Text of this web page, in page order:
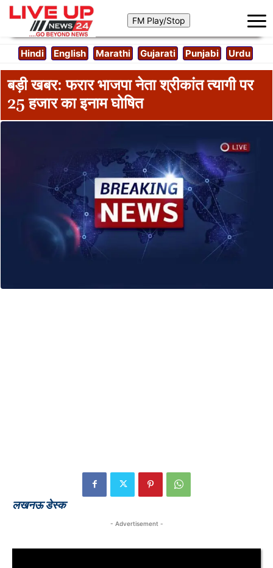
Hindi English Marathi Gujarati Punjabi Urdu
बड़ी खबर: फरार भाजपा नेता श्रीकांत त्यागी पर
25 हजार का इनाम घोषित
लखनऊ डेस्क
- Advertisement -